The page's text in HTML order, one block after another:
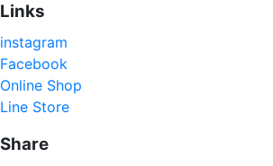
Links
instagram
Facebook
Online Shop
Line Store
Share